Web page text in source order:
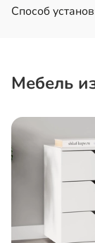
Способ
Мебель